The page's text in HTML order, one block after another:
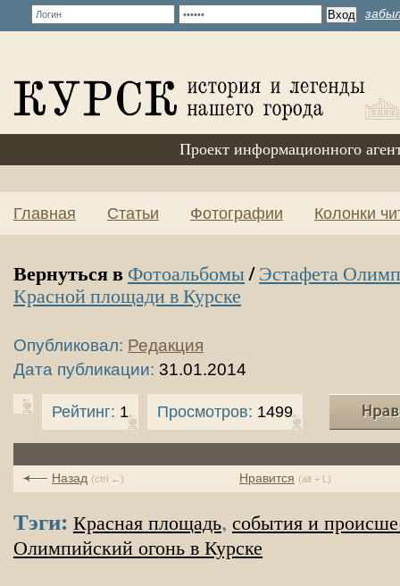
Проект информационного
Главная Статьи Фотографии Колонки
Вернуться в Фотоальбомы/Эстафета
Красной площади в Курске
Опубликовал: Редакция
Дата публикации: 31.01.2014
Рейтинг: 1 Просмотров: 1499
Нравится (alt + L)
Назад (ctrl ←)
Тэги: Красная площадь, события и
Олимпийский огонь в Курске